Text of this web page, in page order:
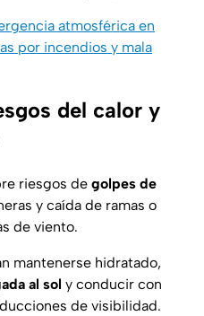
atmosférica en
por incendios y mala
del calor y
riesgos de golpes de
y caída de ramas o
de viento.
mantenerse hidratado,
al sol y conducir con
de visibilidad.